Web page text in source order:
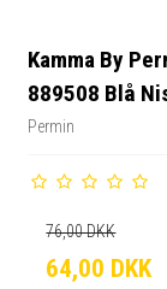
Kamma By
889508 Blå
Permin
76,00 DKK
64,00 DKK